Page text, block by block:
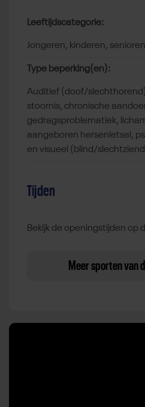
Leeftijdscategorie:
jongeren, kinderen,
Type beperking(en):
auditief (doof/slechthorend), autisme spectrum
stoornis, chronische
gedragsproblematiek,
aangeboren hersenletsel,
en visueel (blind/
Tijden
Bekijk de openingstijden op
Meer sporten van